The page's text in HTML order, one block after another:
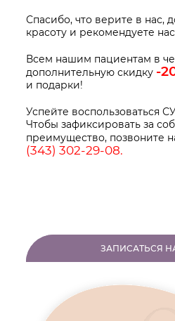
Спасибо, что верите в нас,
красоту и рекомендуете
Всем нашим пациентам в
дополнительную скидку -
и подарки!
Успейте воспользоваться
Чтобы зафиксировать за
преимущество, позвоните
(343) 302-29-08.
ЗАПИСАТЬСЯ